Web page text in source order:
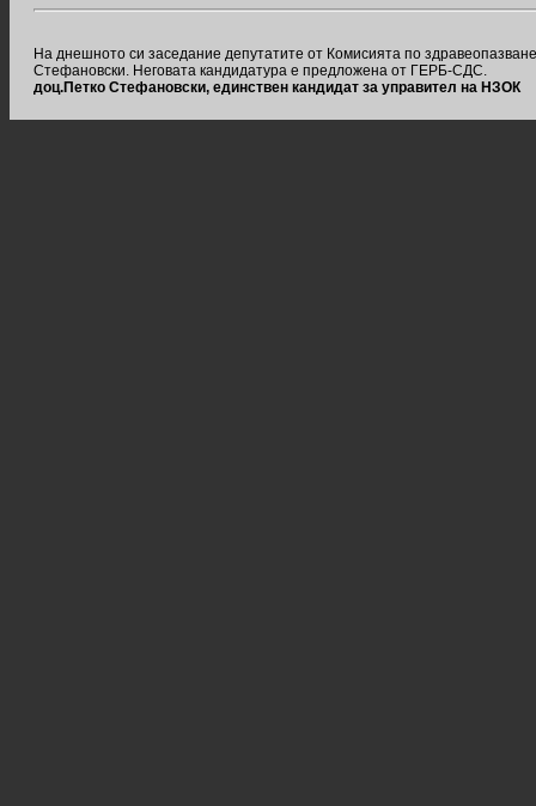
На днешното си заседание депутатите от Комисията по
Стефановски. Неговата кандидатура е предложена от ГЕРБ-СДС.
доц.Петко Стефановски, единствен кандидат за управител на НЗОК